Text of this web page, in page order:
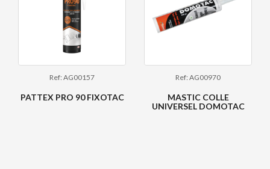
Ref: AG00157
PATTEX PRO 90 FIXOTAC
Ref: AG00970
MASTIC COLLE
UNIVERSEL DOMOTAC